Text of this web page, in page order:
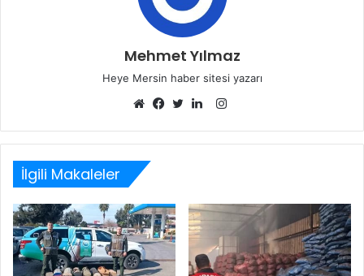
Mehmet Yılmaz
Heye Mersin haber sitesi yazarı
sitesi
Instagram
İlgili Makaleler